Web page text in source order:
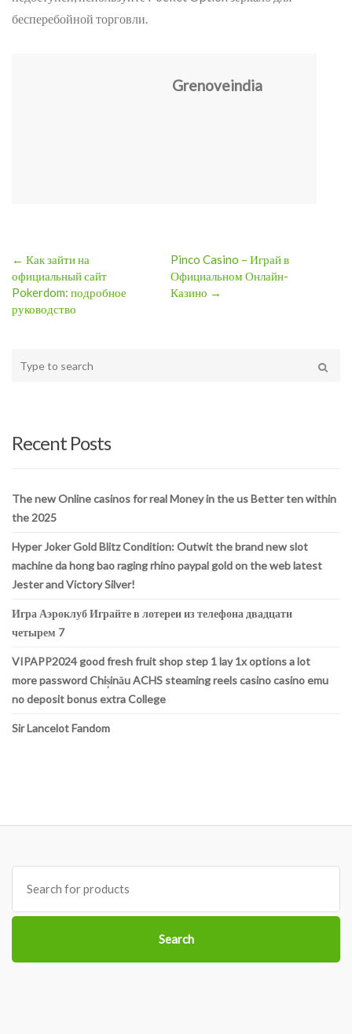
бесперебойной торговли.
Grenoveindia
Post
navigation
← Как зайти на
официальный сайт
Pokerdom: подробное
руководство
Pinco Casino – Играй в
Официальном Онлайн-
Казино →
your
Recent Posts
The new Online casinos for real Money in the us Better ten within
the 2025
Hyper Joker Gold Blitz Condition: Outwit the brand new slot
machine da hong bao raging rhino paypal gold on the web latest
Jester and Victory Silver!
Игра Аэроклуб Играйте в лотереи из телефона двадцати
четырем 7
VIPAPP2024 good fresh fruit shop step 1 lay 1x options a lot
more password Chișinău ACHS steaming reels casino casino emu
no deposit bonus extra College
Sir Lancelot Fandom
Search
for:
Search